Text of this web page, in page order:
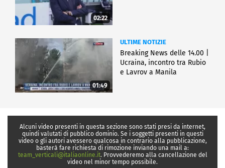
02:22
01:49
ULTIME NOTIZIE
Breaking News delle 14.00 |
Ucraina, incontro tra Rubio
e Lavrov a Manila
Alcuni video presenti in questa sezione sono stati presi da internet,
quindi valutati di pubblico dominio. Se i soggetti presenti in questi
video o gli autori avessero qualcosa in contrario alla pubblicazione,
basterà fare richiesta di rimozione inviando una mail a:
team_verticali@italiaonline.it. Provvederemo alla cancellazione del
video nel minor tempo possibile.